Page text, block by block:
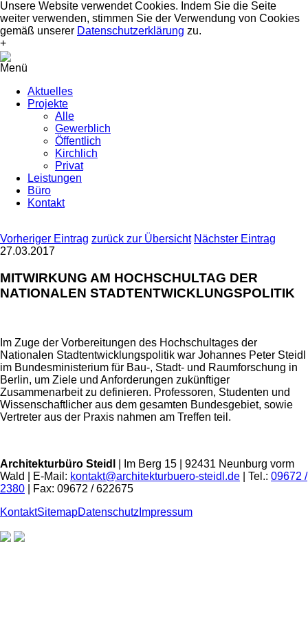
Unsere Website verwendet Cookies. Indem Sie die Seite
weiter verwenden, stimmen Sie der Verwendung von Cookies
gemäß unserer Datenschutzerklärung zu.
+
Menü
Aktuelles
Projekte
Alle
Gewerblich
Öffentlich
Kirchlich
Privat
Leistungen
Büro
Kontakt
Vorheriger Eintrag zurück zur Übersicht Nächster Eintrag
27.03.2017
MITWIRKUNG AM HOCHSCHULTAG DER
NATIONALEN STADTENTWICKLUNGSPOLITIK
Im Zuge der Vorbereitungen des Hochschultages der
Nationalen Stadtentwicklungspolitik war Johannes Peter Steidl
im Bundesministerium für Bau-, Stadt- und Raumforschung in
Berlin, um Ziele und Anforderungen zukünftiger
Zusammenarbeit zu definieren. Professoren, Studenten und
Wissenschaftlicher aus dem gesamten Bundesgebiet, sowie
Vertreter aus der Praxis nahmen am Treffen teil.
Architekturbüro Steidl
| Im Berg 15 | 92431 Neunburg vorm
Wald | E-Mail: kontakt@architekturbuero-steidl.de | Tel.: 09672 /
2380 | Fax: 09672 / 622675
KontaktSitemapDatenschutz Impressum